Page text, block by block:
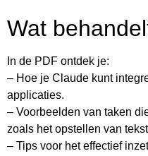
Wat
In de PDF ontdek je:
– Hoe je Claude kunt
applicaties.
– Voorbeelden van taken
zoals het opstellen van
– Tips voor het effectief